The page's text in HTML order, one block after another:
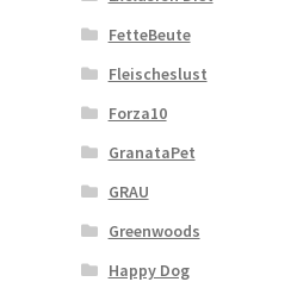
FetteBeute
Fleischeslust
Forza10
GranataPet
GRAU
Greenwoods
Happy Dog